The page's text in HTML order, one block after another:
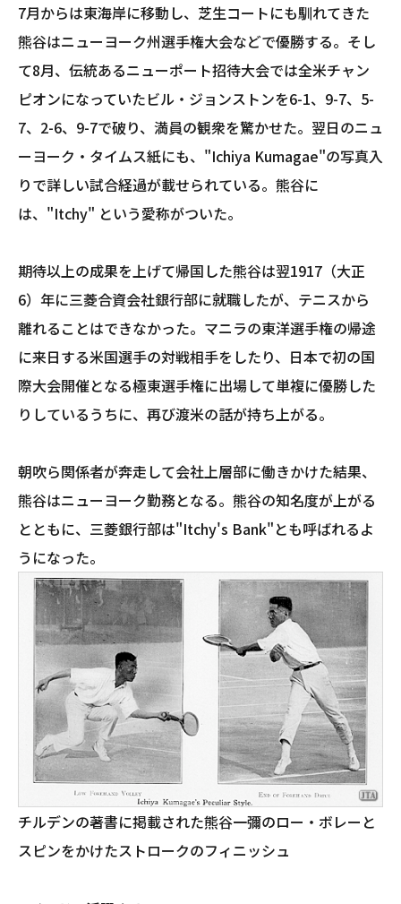
7月からは東海岸に移動し、芝生コートにも馴れてきた
熊谷はニューヨーク州選手権大会などで優勝する。そし
て8月、伝統あるニューポート招待大会では全米チャン
ピオンになっていたビル・ジョンストンを6-1、9-7、5-
7、2-6、9-7で破り、満員の観衆を驚かせた。翌日のニュ
ーヨーク・タイムス紙にも、"Ichiya Kumagae"の写真入
りで詳しい試合経過が載せられている。熊谷に
は、"Itchy" という愛称がついた。
期待以上の成果を上げて帰国した熊谷は翌1917（大正
6）年に三菱合資会社銀行部に就職したが、テニスから
離れることはできなかった。マニラの東洋選手権の帰途
に来日する米国選手の対戦相手をしたり、日本で初の国
際大会開催となる極東選手権に出場して単複に優勝した
りしているうちに、再び渡米の話が持ち上がる。
朝吹ら関係者が奔走して会社上層部に働きかけた結果、
熊谷はニューヨーク勤務となる。熊谷の知名度が上がる
とともに、三菱銀行部は"Itchy's Bank"とも呼ばれるよ
うになった。
チルデンの著書に掲載された熊谷一彌のロー・ボレーと
スピンをかけたストロークのフィニッシュ